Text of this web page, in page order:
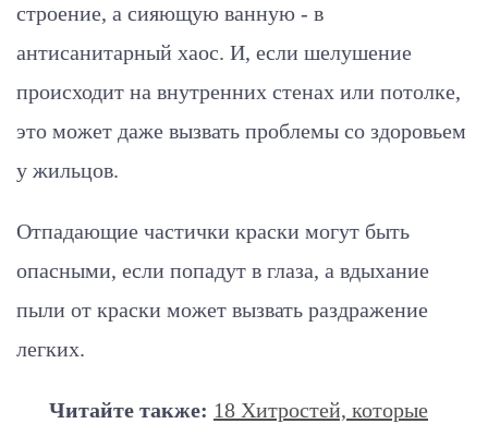
строение, а сияющую ванную - в
антисанитарный хаос. И, если шелушение
происходит на внутренних стенах или потолке,
это может даже вызвать проблемы со здоровьем
у жильцов.
Отпадающие частички краски могут быть
опасными, если попадут в глаза, а вдыхание
пыли от краски может вызвать раздражение
легких.
Читайте также: 18 Хитростей, которые